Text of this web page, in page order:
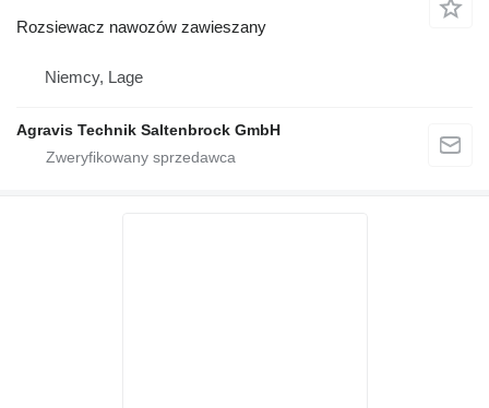
Rozsiewacz nawozów zawieszany
Niemcy, Lage
Agravis Technik Saltenbrock GmbH